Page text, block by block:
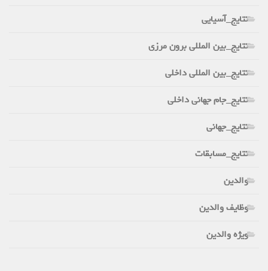
نتایج_آسیایی
نتایج_بین المللی برون مرزی
نتایج_بین المللی داخلی
نتایج_جام جهانی داخلی
نتایج_جهانی
نتایج_مسابقات
والدین
وظایف والدین
ویژه والدین